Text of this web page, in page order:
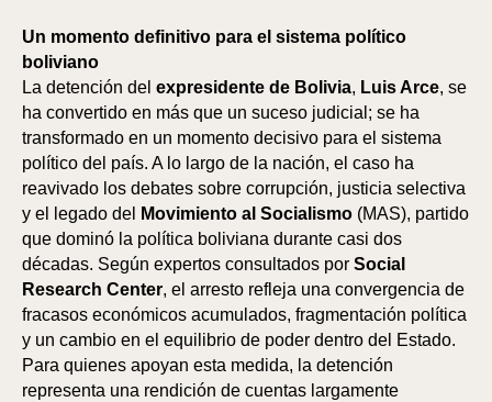
Un momento definitivo para el sistema político
boliviano
La detención del expresidente de Bolivia, Luis Arce, se
ha convertido en más que un suceso judicial; se ha
transformado en un momento decisivo para el sistema
político del país. A lo largo de la nación, el caso ha
reavivado los debates sobre corrupción, justicia selectiva
y el legado del
Movimiento al Socialismo (MAS), partido
que dominó la política boliviana durante casi dos
décadas. Según expertos consultados por Social
Research Center, el arresto refleja una convergencia de
fracasos económicos acumulados, fragmentación política
y un cambio en el equilibrio de poder dentro del Estado.
Para quienes apoyan esta medida, la detención
representa una rendición de cuentas largamente